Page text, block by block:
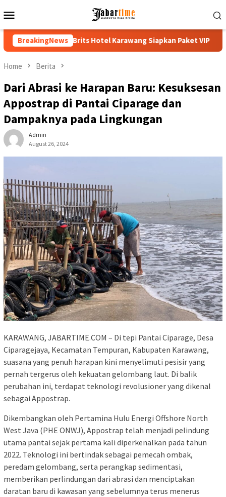
to
Menu
BreakingNews
Siapkan Paket VIP Buka PKKMB 2026, Rektor
Home Berita
Dari Abrasi ke Harapan Baru: Kesuksesan
Appostrap di Pantai Ciparage dan
Dampaknya pada Lingkungan
Admin
August 26, 2024
KARAWANG, JABARTIME.COM – Di tepi Pantai Ciparage, Desa
Ciparagejaya, Kecamatan Tempuran, Kabupaten Karawang,
suasana yang penuh harapan kini menyelimuti pesisir yang
pernah tergerus oleh kekuatan gelombang laut. Di balik
perubahan ini, terdapat teknologi revolusioner yang dikenal
sebagai Appostrap.
Dikembangkan oleh Pertamina Hulu Energi Offshore North
West Java (PHE ONWJ), Appostrap telah menjadi pelindung
utama pantai sejak pertama kali diperkenalkan pada tahun
2022. Teknologi ini bertindak sebagai pemecah ombak,
peredam gelombang, serta perangkap sedimentasi,
memberikan perlindungan dari abrasi dan menciptakan
daratan baru di kawasan yang sebelumnya terus menerus